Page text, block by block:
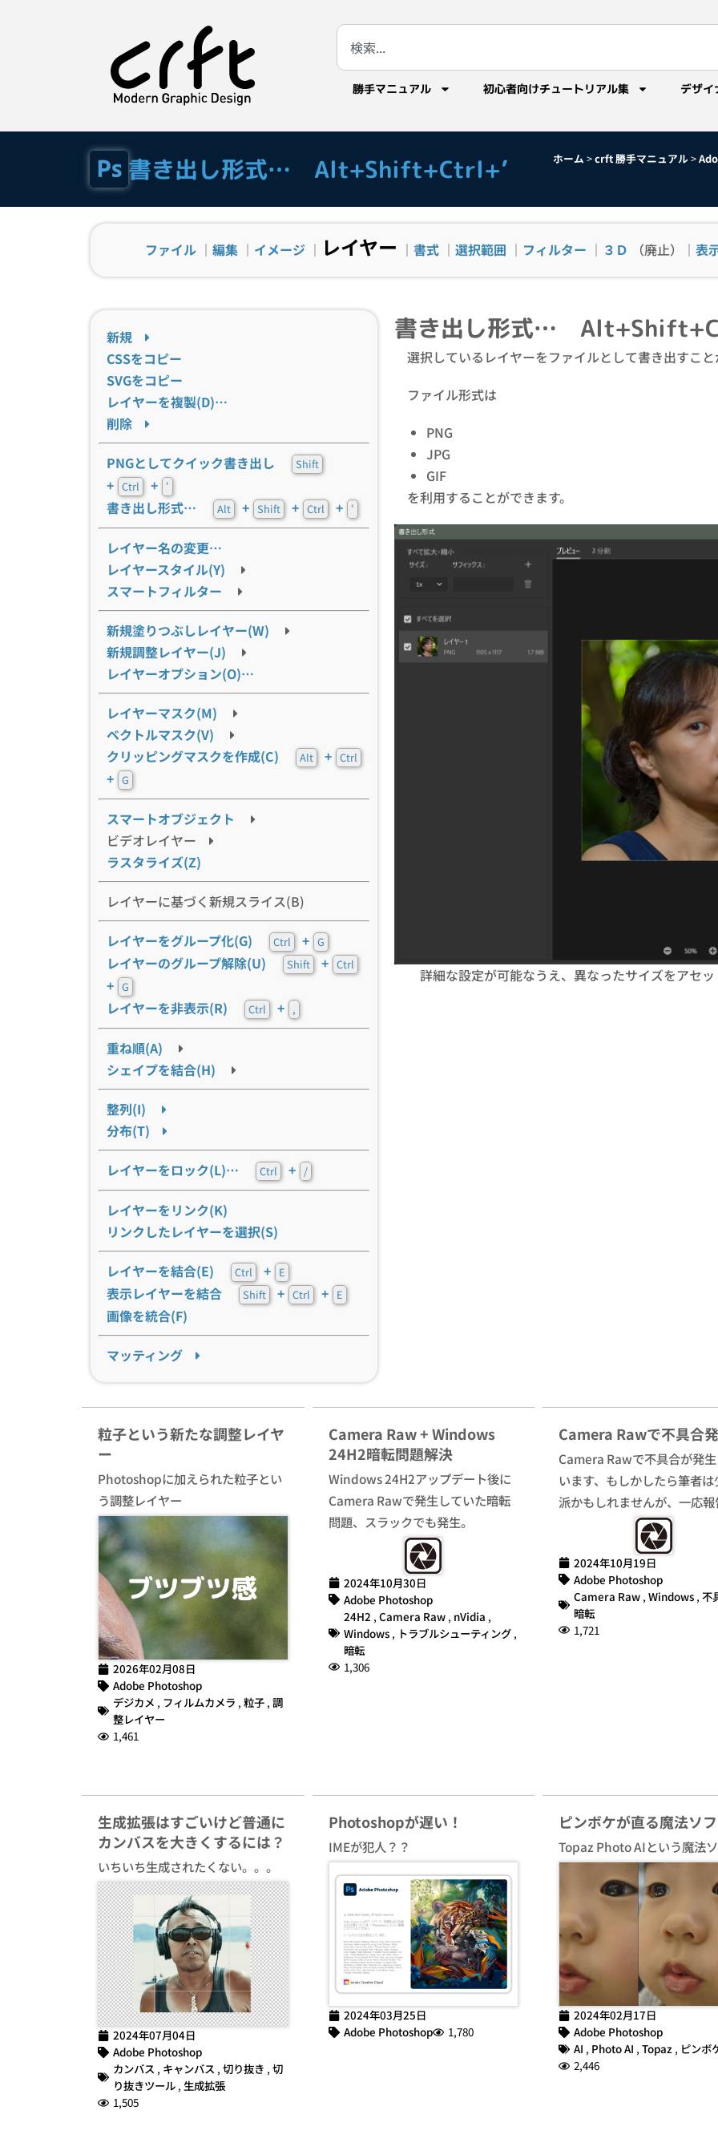
勝手マニュアル 初心者向けチュートリアル集 デザイ
書き出し形式… Alt+Shift+Ctrl+’ ホーム >crft 勝手マニュアル>
ファイル｜ 編集｜ イメージ｜ レイヤー ｜ 書式｜ 選択範囲 ｜ フィルター ｜ ３Ｄ （廃止）｜ 表
新規
CSSをコピー
SVGをコピー
レイヤーを複製(D)…
削除
PNGとしてクイック書き出し Shift
+ Ctrl + ‘
書き出し形式… Alt + Shift + Ctrl + ‘
レイヤー名の変更…
レイヤースタイル(Y)
スマートフィルター
新規塗りつぶしレイヤー(W)
新規調整レイヤー(J)
レイヤーオプション(O)…
レイヤーマスク(M)
ベクトルマスク(V)
クリッピングマスクを作成(C)
Alt + Ctrl
+ G
スマートオブジェクト
ビデオレイヤー
ラスタライズ(Z)
レイヤーに基づく新規スライス(B)
レイヤーをグループ化(G) Ctrl + G
レイヤーのグループ解除(U) Shift + Ctrl
+ G
レイヤーを非表示(R) Ctrl + ,
重ね順(A)
シェイプを結合(H)
整列(I)
分布(T)
レイヤーをロック(L)… Ctrl + /
レイヤーをリンク(K)
リンクしたレイヤーを選択(S)
レイヤーを結合(E) Ctrl + E
表示レイヤーを結合 Shift + Ctrl + E
画像を統合(F)
マッティング
書き出し形式…
選択しているレイヤーをファイルとして書き出すこと
ファイル形式は
PNG
JPG
GIF
を利用することができます。
詳細な設定が可能なうえ、異なったサイズをアセッ
粒子という新たな調整レイヤ
ー
Photoshopに加えられた粒子とい
う調整レイヤー
2026年02月08日
Adobe Photoshop
デジカメ , フィルムカメラ , 粒子 , 調
整レイヤー
1,461
Camera Raw + Windows
24H2暗転問題解決
Windows 24H2アップデート後に
Camera Rawで発生していた暗転
問題、スラックでも発生。
2024年10月30日
Adobe Photoshop
24H2 , Camera Raw, nVidia ,
Windows, トラブルシューティング,
暗転
1,306
Camera Rawで不具合
Camera Rawで不具合が発
います、もしかしたら筆者は
派かもしれませんが、一応報
2024年10月19日
Adobe Photoshop
Camera Raw , Windows , 不
暗転
1,721
生成拡張はすごいけど普通に
カンバスを大きくするには？
いちいち生成されたくない。。。
2024年07月04日
Adobe Photoshop
カンバス , キャンバス , 切り抜き , 切
り抜きツール , 生成拡張
1,505
Photoshopが遅い！
IMEが犯人？？
2024年03月25日
Adobe Photoshop
1,780
ピンボケが直る魔法ソ
Topaz Photo AIという魔法
2024年02月17日
Adobe Photoshop
AI , Photo AI , Topaz , ピンボ
2,446